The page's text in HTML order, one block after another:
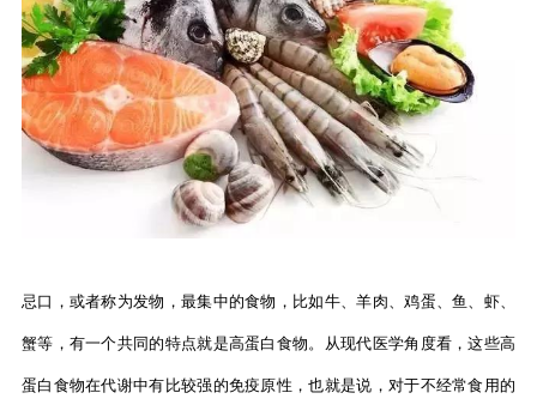
忌口，或者称为发物，最集中的食物，比如牛、羊肉、鸡蛋、鱼、虾、
蟹等，有一个共同的特点就是高蛋白食物。从现代医学角度看，这些高
蛋白食物在代谢中有比较强的免疫原性，也就是说，对于不经常食用的